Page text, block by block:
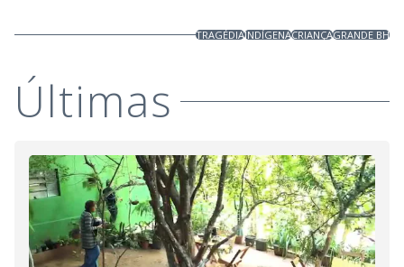
TRAGÉDIAINDÍGENACRIANÇAGRANDE BH
Últimas